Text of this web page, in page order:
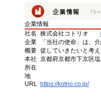
企業情報
社名
株式会社コトリオ
企業
概要
「当社の使命」は、
促していきたいと考
本社
所在
地
京都府京都市下京区
URL https://kotrio.co.jp/